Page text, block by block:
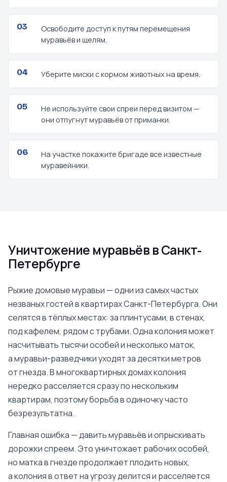
Освободите доступ к путям перемещения
муравьёв и щелям.
Уберите миски с кормом животных на время.
Не используйте свои спреи перед визитом —
они отпугнут муравьёв от приманки.
На участке покажите бригаде все известные
муравейники.
Уничтожение муравьёв в Санкт-
Петербурге
Рыжие домовые муравьи — одни из самых частых
незваных гостей в квартирах Санкт-Петербурга. Они
селятся в тёплых местах: за плинтусами, в стенах,
под кафелем, рядом с трубами. Одна колония может
насчитывать тысячи особей и несколько маток,
а муравьи-разведчики уходят за десятки метров
от гнезда. В многоквартирных домах колония
нередко расселяется сразу по нескольким
квартирам, поэтому борьба в одиночку часто
безрезультатна.
Главная ошибка — давить муравьёв и опрыскивать
дорожки спреем. Это уничтожает рабочих особей,
но матка в гнезде продолжает плодить новых,
а колония в ответ на угрозу делится и расселяется